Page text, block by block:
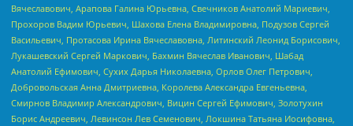
Вячеславович, Арапова Галина Юрьевна, Свечников Анатолий Мариевич,
Прохоров Вадим Юрьевич, Шахова Елена Владимировна, Подузов Сергей
Васильевич, Протасова Ирина Вячеславовна, Литинский Леонид Борисович,
Лукашевский Сергей Маркович, Бахмин Вячеслав Иванович, Шабад
Анатолий Ефимович, Сухих Дарья Николаевна, Орлов Олег Петрович,
Добровольская Анна Дмитриевна, Королева Александра Евгеньевна,
Смирнов Владимир Александрович, Вицин Сергей Ефимович, Золотухин
Борис Андреевич, Левинсон Лев Семенович, Локшина Татьяна Иосифовна,